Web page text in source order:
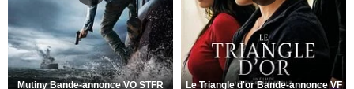
Mutiny Bande-annonce VO STFR Le Triangle d'or Bande-annonce VF